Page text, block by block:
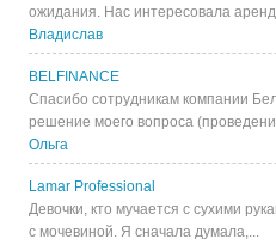
ожидания. Нас интересовала
Владислав
BELFINANCE
Спасибо сотрудникам компании
решение моего вопроса
Ольга
Lamar Professional
Девочки, кто мучается с сухими
с мочевиной. Я сначала думала,...